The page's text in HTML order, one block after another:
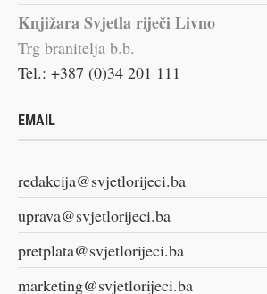
Knjižara Svjetla riječi Livno
Trg branitelja b.b.
Tel.: +387 (0)34 201 111
EMAIL
redakcija@svjetlorijeci.ba
uprava@svjetlorijeci.ba
pretplata@svjetlorijeci.ba
marketing@svjetlorijeci.ba